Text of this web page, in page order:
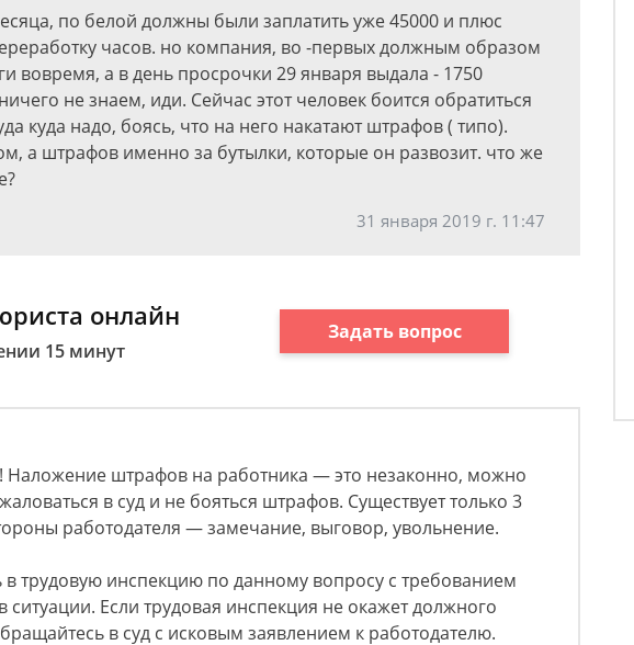
по белой должны были заплатить уже 45000 и плюс
часов. но компания, во -первых должным образом
вовремя, а в день просрочки 29 января выдала - 1750
не знаем, иди. Сейчас этот человек боится обратиться
куда надо, боясь, что на него накатают штрафов ( типо).
а штрафов именно за бутылки, которые он развозит. что же
31 января 2019 г. 11:47
онлайн
15 минут
Задать вопрос
Наложение штрафов на работника — это незаконно, можно
в суд и не бояться штрафов. Существует только 3
работодателя — замечание, выговор, увольнение.
трудовую инспекцию по данному вопросу с требованием
ситуации. Если трудовая инспекция не окажет должного
в суд с исковым заявлением к работодателю.